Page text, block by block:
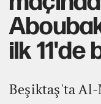
ilk 11'de
Beşiktaş'ta Al-